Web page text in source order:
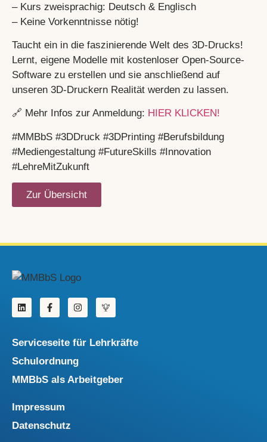
– Kurs zweisprachig: Deutsch & Englisch
– Keine Vorkenntnisse nötig!
Taucht ein in die faszinierende Welt des 3D-Drucks!
Lernt, eigene Modelle mit kostenloser Open-Source-
Software zu erstellen und sie anschließend auf
unseren 3D-Druckern Realität werden zu lassen.
🔗 Mehr Infos zur Anmeldung: HIER KLICKEN!
#MMBbS #3DDruck #3DPrinting #Berufsbildung
#Mediengestaltung #FutureSkills #Innovation
#LehreMitZukunft
Zur Übersicht
Serviceseite für Lehrkräfte
Schulordnung
MMBbS als Arbeitgeber
Impressum
Datenschutz